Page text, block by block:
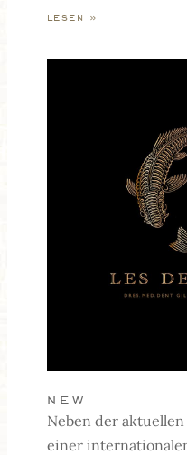
lesen »
new
Neben der
einer